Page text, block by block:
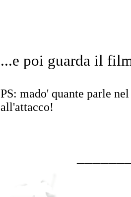
...e poi guarda il
PS: mado' quante parle
all'attacco!